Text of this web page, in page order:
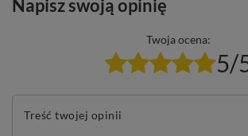
Napisz swoją opinię
Twoja ocena:
5/
Treść twojej opinii